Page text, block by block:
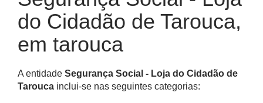
do Cidadão de Tarouca,
em tarouca
A entidade Segurança Social - Loja do Cidadão de
Tarouca inclui-se nas seguintes categorias: